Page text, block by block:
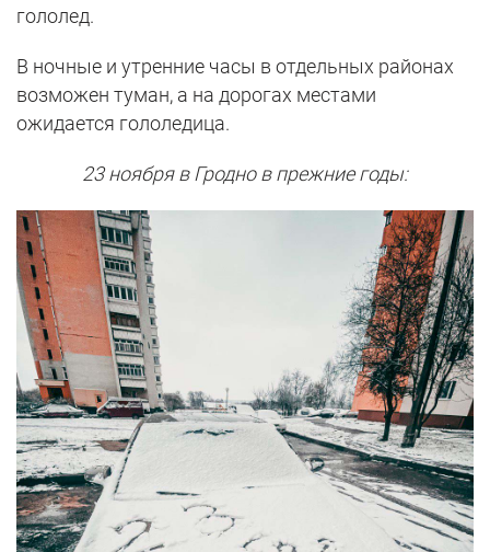
гололед.
В ночные и утренние часы в отдельных районах
возможен туман, а на дорогах местами
ожидается гололедица.
23 ноября в Гродно в прежние годы: